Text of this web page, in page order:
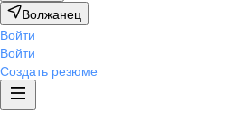
Волжанец
Войти
Войти
Создать резюме